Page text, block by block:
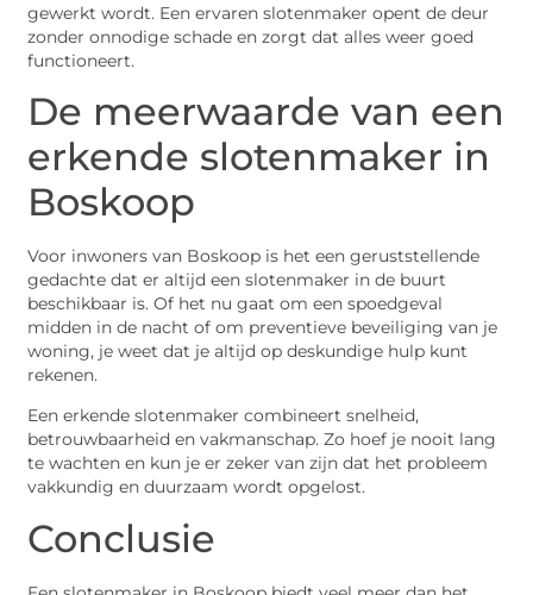
gewerkt wordt. Een ervaren slotenmaker opent de deur
zonder onnodige schade en zorgt dat alles weer goed
functioneert.
De meerwaarde van een
erkende slotenmaker in
Boskoop
Voor inwoners van Boskoop is het een geruststellende
gedachte dat er altijd een slotenmaker in de buurt
beschikbaar is. Of het nu gaat om een spoedgeval
midden in de nacht of om preventieve beveiliging van je
woning, je weet dat je altijd op deskundige hulp kunt
rekenen.
Een erkende slotenmaker combineert snelheid,
betrouwbaarheid en vakmanschap. Zo hoef je nooit lang
te wachten en kun je er zeker van zijn dat het probleem
vakkundig en duurzaam wordt opgelost.
Conclusie